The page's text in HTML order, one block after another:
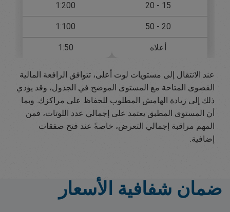
15 - 20
1:200
20 - 50
1:100
أعلاه 1:50
عند الانتقال إلى مستويات لوت أعلى، تتوافق الرافعة المالية
القصوى المتاحة مع المستوى الموضح في الجدول، وقد يؤدي
ذلك إلى زيادة الهامش المطلوب للحفاظ على مراكزك. وبما
أن المستوى المطبق يعتمد على إجمالي عدد اللوتات، فمن
المهم مراقبة إجمالي التعرض، خاصةً عند فتح صفقات
إضافية.
ضمان شفافية الأسعار